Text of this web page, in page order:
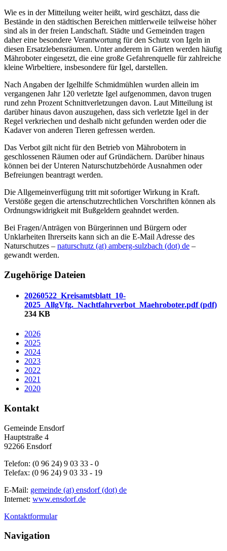
Wie es in der Mitteilung weiter heißt, wird geschätzt, dass die
Bestände in den städtischen Bereichen mittlerweile teilweise höher
sind als in der freien Landschaft. Städte und Gemeinden tragen
daher eine besondere Verantwortung für den Schutz von Igeln in
diesen Ersatzlebensräumen. Unter anderem in Gärten werden häufig
Mähroboter eingesetzt, die eine große Gefahrenquelle für zahlreiche
kleine Wirbeltiere, insbesondere für Igel, darstellen.
Nach Angaben der Igelhilfe Schmidmühlen wurden allein im
vergangenen Jahr 120 verletzte Igel aufgenommen, davon trugen
rund zehn Prozent Schnittverletzungen davon. Laut Mitteilung ist
darüber hinaus davon auszugehen, dass sich verletzte Igel in der
Regel verkriechen und deshalb nicht gefunden werden oder die
Kadaver von anderen Tieren gefressen werden.
Das Verbot gilt nicht für den Betrieb von Mährobotern in
geschlossenen Räumen oder auf Gründächern. Darüber hinaus
können bei der Unteren Naturschutzbehörde Ausnahmen oder
Befreiungen beantragt werden.
Die Allgemeinverfügung tritt mit sofortiger Wirkung in Kraft.
Verstöße gegen die artenschutzrechtlichen Vorschriften können als
Ordnungswidrigkeit mit Bußgeldern geahndet werden.
Bei Fragen/Anträgen von Bürgerinnen und Bürgern oder
Unklarheiten Ihrerseits kann sich an die E-Mail Adresse des
Naturschutzes – naturschutz (at) amberg-sulzbach (dot) de –
gewandt werden.
Zugehörige Dateien
20260522_Kreisamtsblatt_10-
2025_AllgVfg._Nachtfahrverbot_Maehroboter.pdf (pdf)
234 KB
2026
2025
2024
2023
2022
2021
2020
Kontakt
Gemeinde Ensdorf
Hauptstraße 4
92266 Ensdorf
Telefon: (0 96 24) 9 03 33 - 0
Telefax: (0 96 24) 9 03 33 - 19
E-Mail: gemeinde (at) ensdorf (dot) de
Internet: www.ensdorf.de
Kontaktformular
Navigation